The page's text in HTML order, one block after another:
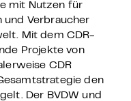
mit Nutzen für
und Verbraucher
Mit dem CDR-
Projekte von
CDR
den
Der BVDW und